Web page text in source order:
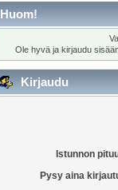
Huom!
Ole hyvä ja kirjaudu
Kirjaudu
Istunnon
Pysy aina